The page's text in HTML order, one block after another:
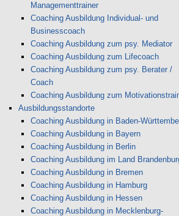
Managementtrainer
Coaching Ausbildung Individual- und
Businesscoach
Coaching Ausbildung zum psy. Mediator
Coaching Ausbildung zum Lifecoach
Coaching Ausbildung zum psy. Berater /
Coach
Coaching Ausbildung zum
Ausbildungsstandorte
Coaching Ausbildung in Baden-
Coaching Ausbildung in Bayern
Coaching Ausbildung in Berlin
Coaching Ausbildung im Land
Coaching Ausbildung in Bremen
Coaching Ausbildung in Hamburg
Coaching Ausbildung in Hessen
Coaching Ausbildung in Mecklenburg-